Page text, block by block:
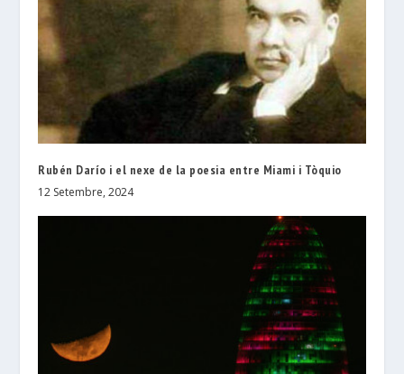
Rubén Darío i el nexe de la poesia entre Miami i Tòquio
12 Setembre, 2024